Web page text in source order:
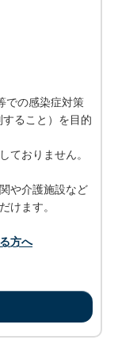
での感染症対策
ること）を目的
ておりません。
や介護施設など
けます。
方へ